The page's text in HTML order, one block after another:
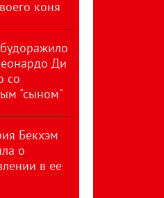
коня
Ди
со
"сыном"
Бекхэм
о
в ее